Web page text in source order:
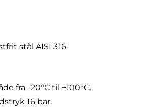
stål AISI 316.
fra -20°C til +100°C.
16 bar.